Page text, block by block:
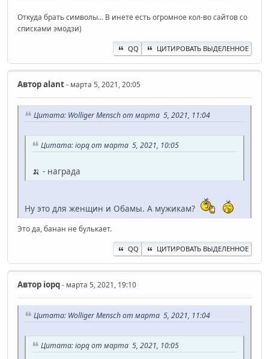
Откуда брать символы... В инете есть огромное кол-во сайтов со
списками эмодзи)
QQ ЦИТИРОВАТЬ ВЫДЕЛЕННОЕ
Авторalant- марта 5, 2021, 20:05
Цитата: Wolliger Mensch от марта 5, 2021, 11:04
Цитата: iopq от марта 5, 2021, 10:05
🍌 - награда
Ну это для женщин и Обамы. А мужикам?
Это да, банан не булькает.
QQ ЦИТИРОВАТЬ ВЫДЕЛЕННОЕ
Автор iopq- марта 5, 2021, 19:10
Цитата: Wolliger Mensch от марта 5, 2021, 11:04
Цитата: iopq от марта 5, 2021, 10:05